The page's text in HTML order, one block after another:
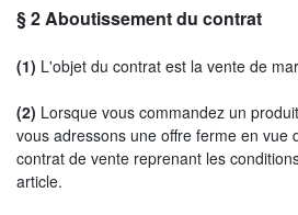
§ 2Aboutissement du contrat
(1) L'objet du contrat est la vente de
(2) Lorsque vous commandez un
vous adressons une offre ferme en vue
contrat de vente reprenant les
article.